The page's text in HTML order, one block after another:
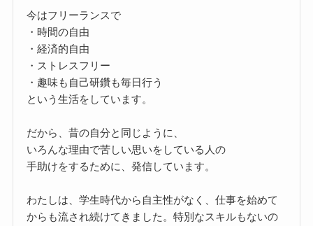
今はフリーランスで
・時間の自由
・経済的自由
・ストレスフリー
・趣味も自己研鑽も毎日行う
という生活をしています。
だから、昔の自分と同じように、
いろんな理由で苦しい思いをしている人の
手助けをするために、発信しています。
わたしは、学生時代から自主性がなく、仕事を始めて
からも流され続けてきました。特別なスキルもないの